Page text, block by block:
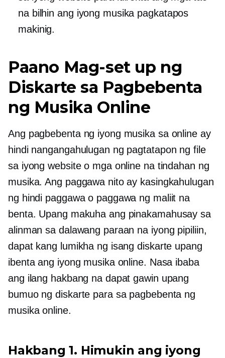
na bilhin ang iyong musika pagkatapos
makinig.
Paano Mag-set up ng
Diskarte sa Pagbebenta
ng Musika Online
Ang pagbebenta ng iyong musika sa online ay
hindi nangangahulugan ng pagtatapon ng file
sa iyong website o mga online na tindahan ng
musika. Ang paggawa nito ay kasingkahulugan
ng hindi paggawa o paggawa ng maliit na
benta. Upang makuha ang pinakamahusay sa
alinman sa dalawang paraan na iyong pipiliin,
dapat kang lumikha ng isang diskarte upang
ibenta ang iyong musika online. Nasa ibaba
ang ilang hakbang na dapat gawin upang
bumuo ng diskarte para sa pagbebenta ng
musika online.
Hakbang 1. Himukin ang iyong